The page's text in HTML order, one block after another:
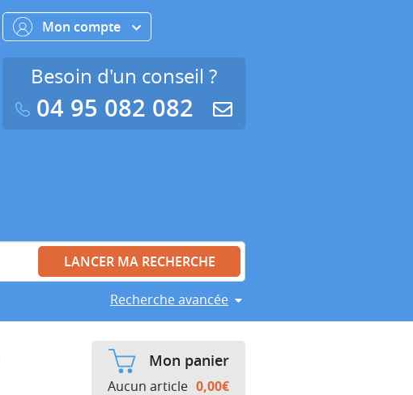
Recherche avancée
Mon compte
Besoin d'un conseil ?
04 95 082 082
Mon panier
Aucun article 0,00€